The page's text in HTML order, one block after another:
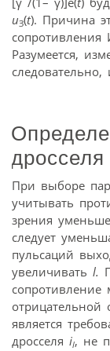
uЗ(t). Причина
сопротивления
Разумеется,
дросселя
При выборе
учитывать
зрения
следует
пульсаций
увеличивать l.
является
дросселя il, не